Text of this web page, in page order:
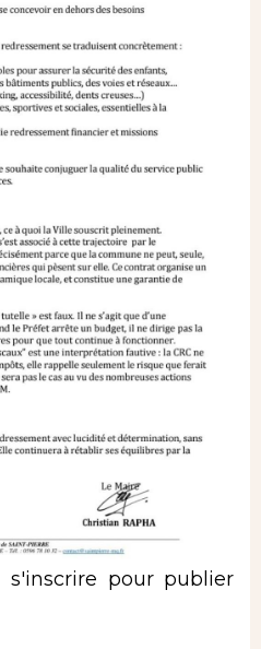
s'inscrire pour publier